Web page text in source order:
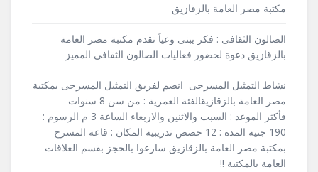
مكتبة مصر العامة بالزقازيق
الصالون الثقافى : فكر يبنى وعياَ تقدم مكتبة مصر العامة
بالزقازيق دعوة لحضور فعاليات الصالون الثقافى المميز
نشاط التمثيل المسرحى انضم لفريق التمثيل المسرحى بمكتبة
مصر العامة بالزقازيقالفئة العمرية : من سن 8 سنوات
فأكثر الموعد : السبت والاثنين والاربعاء الساعة 3 م الرسوم :
190 جنيه المدة : 12 حصص تدريبية المكان : قاعة المسرح
بمكتبة مصر العامة بالزقازيق سارعوا بالحجز بقسم العلاقات
العامة بالمكتبة !!